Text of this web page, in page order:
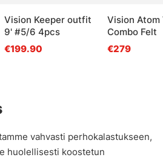
tähdestä
Vision Keeper outfit
9' #5/6 4pcs
€199.90
Vision Atom
Combo Felt
€279
vahvasti perhokalastukseen,
huolellisesti koostetun